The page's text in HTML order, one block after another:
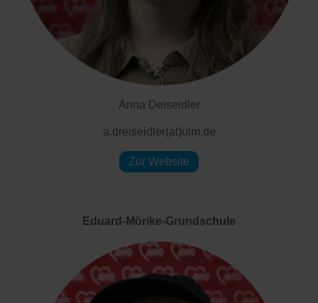
Anna Deiseidler
a.dreiseidler(at)ulm.de
Zur Website
Eduard-Mörike-Grundschule